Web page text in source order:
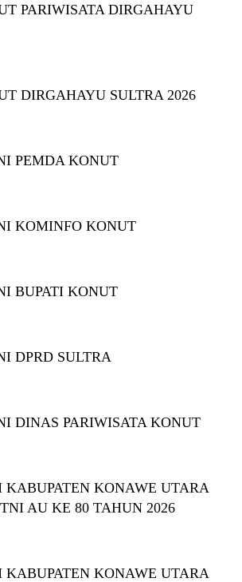
PARIWISATA DIRGAHAYU
DIRGAHAYU SULTRA 2026
PEMDA KONUT
KOMINFO KONUT
BUPATI KONUT
DPRD SULTRA
DINAS PARIWISATA KONUT
KABUPATEN KONAWE UTARA
AU KE 80 TAHUN 2026
KABUPATEN KONAWE UTARA